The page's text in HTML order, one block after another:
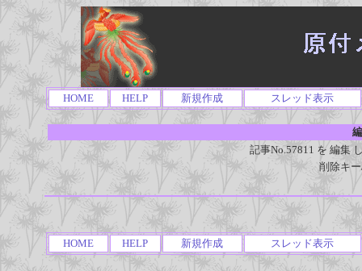
HOME HELP 新規作成 スレッド表示
記事No.57811 を 編集
削除キ
HOME HELP 新規作成 スレッド表示